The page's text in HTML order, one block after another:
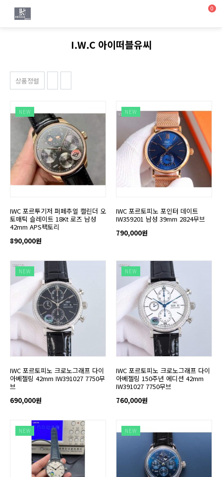
0
I.W.C 아이떠블유씨
상품정렬
NEW
IWC 포르투기저 퍼페추얼 캘린더 오
토매틱 슬레이트 18Kt 로즈 남성
42mm APS팩토리
890,000원
NEW
IWC 포르토피노 포인터 데이트
IW359201 남성 39mm 2824무브
790,000원
NEW
IWC 포르토피노 크로노그래프 다이
아베젤링 42mm IW391027 7750무
브
690,000원
NEW
IWC 포르토피노 크로노그래프 다이
아베젤링 150주년 에디션 42mm
IW391027 7750무브
760,000원
NEW NEW